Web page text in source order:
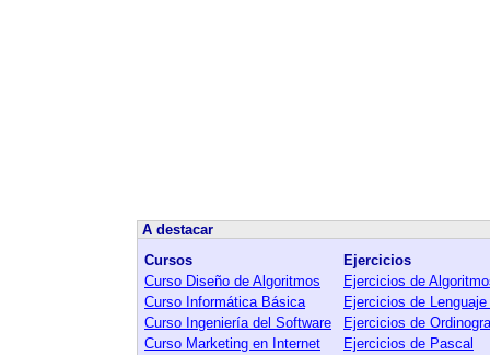
A destacar
Cursos
Curso Diseño de Algoritmos
Curso Informática Básica
Curso Ingeniería del Software
Curso Marketing en Internet
Ejercicios
Ejercicios de
Ejercicios de Lenguaje
Ejercicios de
Ejercicios de Pascal